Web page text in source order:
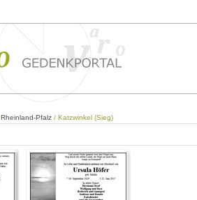
Rheinland-Pfalz / Katzwinkel (Sieg)